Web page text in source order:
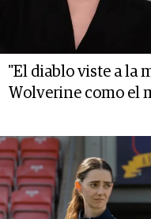
"El diablo viste a la
Wolverine como el